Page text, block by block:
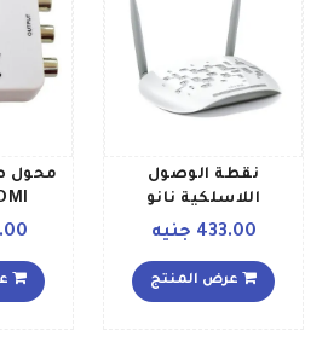
نقطة الوصول
اللاسلكية نانو
بسرعة300Mbps ميجا
433.00 جنيه
عرض المنتج
محول